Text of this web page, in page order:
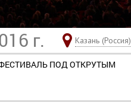
г. Казань (Россия)
ПОД ОТКРУТЫМ